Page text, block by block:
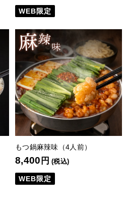
WEB限定
もつ鍋麻辣味（4人前）
8,400 円 (税込)
WEB限定